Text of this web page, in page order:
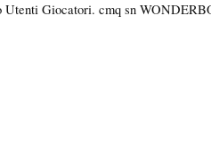
Utenti Giocatori. cmq sn